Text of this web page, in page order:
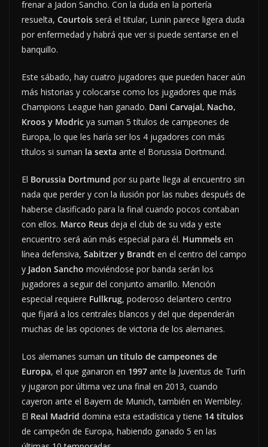
frenar a Jadon Sancho. Con la duda en la portería
resuelta, Courtois será el titular, Lunin parece ligera duda
por enfermedad y habrá que ver si puede sentarse en el
banquillo.
Este sábado, hay cuatro jugadores que pueden hacer aún
más historias y colocarse como los jugadores que más
Champions League han ganado. Dani Carvajal, Nacho,
Kroos y Modric ya suman 5 títulos de campeones de
Europa, lo que les haría ser los 4 jugadores con más
títulos si suman la sexta ante el Borussia Dortmund.
El Borussia Dortmund por su parte llega al encuentro sin
nada que perder y con la ilusión por las nubes después de
haberse clasificado para la final cuando pocos contaban
con ellos. Marco Reus deja el club de su vida y este
encuentro será aún más especial para él. Hummels en
línea defensiva, Sabitzer y Brandt en el centro del campo
y Jadon Sancho moviéndose por banda serán los
jugadores a seguir del conjunto amarillo. Mención
especial requiere Fullkrug, poderoso delantero centro
que fijará a los centrales blancos y del que dependerán
muchas de las opciones de victoria de los alemanes.
Los alemanes suman un título de campeones de
Europa, el que ganaron en 1997 ante la Juventus de Turín
y jugaron por última vez una final en 2013, cuando
cayeron ante el Bayern de Munich, también en Wembley.
El Real Madrid domina esta estadística y tiene 14 títulos
de campeón de Europa, habiendo ganado 5 en las